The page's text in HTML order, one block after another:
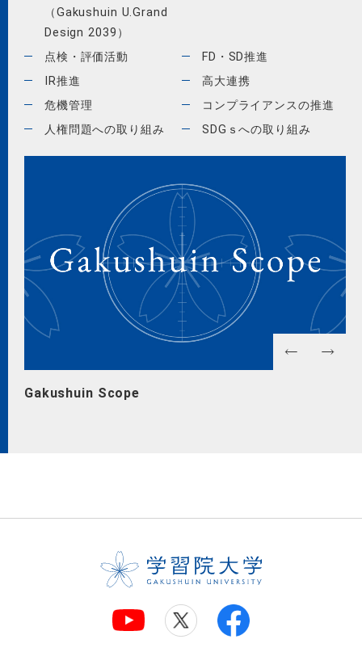
（Gakushuin U.Grand
Design 2039）
点検・評価活動
FD・SD推進
IR推進
高大連携
危機管理
コンプライアンスの推進
人権問題への取り組み
SDGｓへの取り組み
Gakushuin Scope